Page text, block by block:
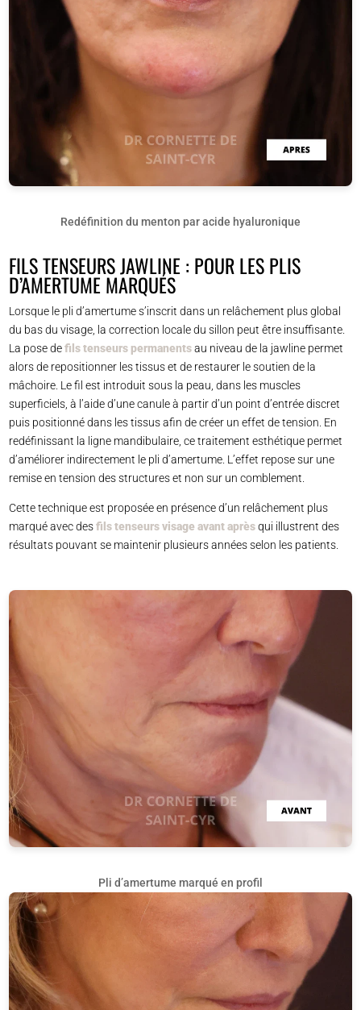
Redéfinition du menton par acide hyaluronique
FILS TENSEURS JAWLINE : POUR LES PLIS
D’AMERTUME MARQUÉS
Lorsque le pli d’amertume s’inscrit dans un relâchement plus global
du bas du visage, la correction locale du sillon peut être insuffisante.
La pose defils tenseurs permanentsau niveau de la jawline permet
alors de repositionner les tissus et de restaurer le soutien de la
mâchoire. Le fil est introduit sous la peau, dans les muscles
superficiels, à l’aide d’une canule à partir d’un point d’entrée discret
puis positionné dans les tissus afin de créer un effet de tension. En
redéfinissant la ligne mandibulaire, ce traitement esthétique permet
d’améliorer indirectement le pli d’amertume. L’effet repose sur une
remise en tension des structures et non sur un comblement.
Cette technique est proposée en présence d’un relâchement plus
marqué avec desfils tenseurs visage avant aprèsqui illustrent des
résultats pouvant se maintenir plusieurs années selon les patients.
Pli d’amertume marqué en profil